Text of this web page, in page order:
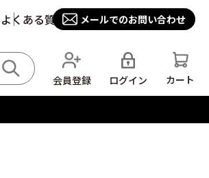
よくある質問 メールでのお問い合わせ
会員登録 ログイン カート